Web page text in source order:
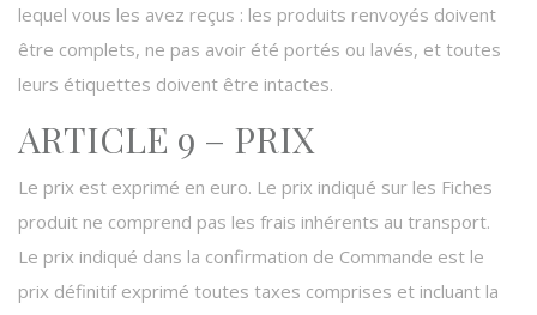
lequel vous les avez reçus : les produits renvoyés doivent
être complets, ne pas avoir été portés ou lavés, et toutes
leurs étiquettes doivent être intactes.
ARTICLE 9 – PRIX
Le prix est exprimé en euro. Le prix indiqué sur les Fiches
produit ne comprend pas les frais inhérents au transport.
Le prix indiqué dans la confirmation de Commande est le
prix définitif exprimé toutes taxes comprises et incluant la